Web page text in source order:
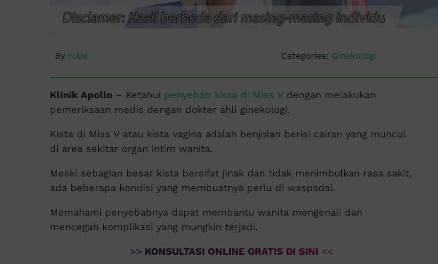
By Yulia Categories: Ginekologi
Klinik Apollo – Ketahui penyebab kista di Miss Vdengan melakukan
pemeriksaan medis dengan dokter ahli ginekologi.
Kista di Miss V atau kista vagina adalah benjolan berisi cairan yang muncul
di area sekitar organ intim wanita.
Meski sebagian besar kista bersifat jinak dan tidak menimbulkan rasa sakit,
ada beberapa kondisi yang membuatnya perlu di waspadai.
Memahami penyebabnya dapat membantu wanita mengenali dan
mencegah komplikasi yang mungkin terjadi.
>> KONSULTASI ONLINE GRATIS DI SINI <<